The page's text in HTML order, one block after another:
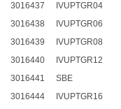
3016437
IVUPTGR04
3016438
IVUPTGR06
3016439
IVUPTGR08
3016440
IVUPTGR12
3016441
SBE
3016444
IVUPTGR16